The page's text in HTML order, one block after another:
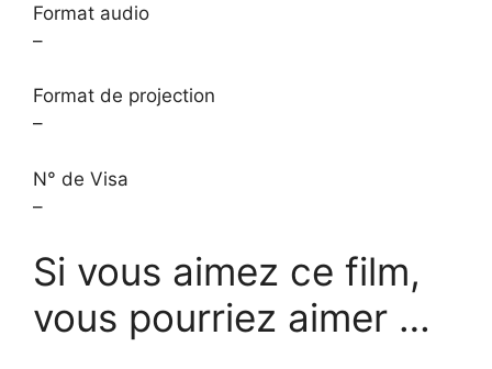
Format audio
–
Format de projection
–
N° de Visa
–
Si vous aimez ce film,
vous pourriez aimer …